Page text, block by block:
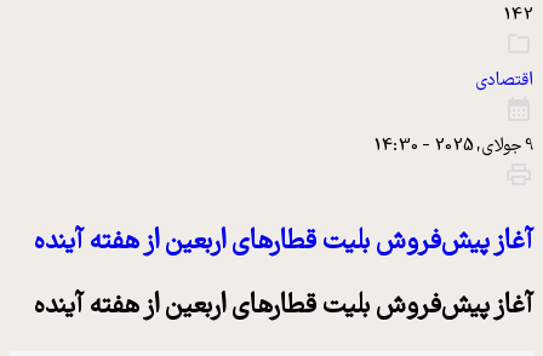
142
اقتصادی
9 جولای, 2025 - 14:30
آغاز پیش‌فروش بلیت‌ قطارهای اربعین از هفته آینده
آغاز پیش‌فروش بلیت‌ قطارهای اربعین از هفته آینده